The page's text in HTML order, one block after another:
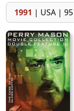
1991 | USA |